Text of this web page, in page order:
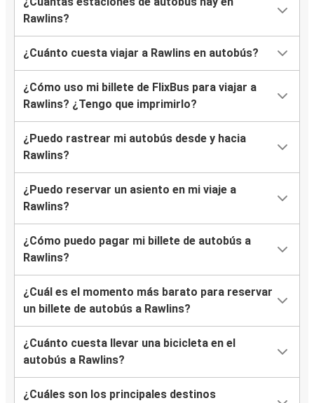
Rawlins?
¿Cuánto cuesta viajar a Rawlins en autobús?
¿Cómo uso mi billete de FlixBus para viajar a
Rawlins? ¿Tengo que imprimirlo?
¿Puedo rastrear mi autobús desde y hacia
Rawlins?
¿Puedo reservar un asiento en mi viaje a
Rawlins?
¿Cómo puedo pagar mi billete de autobús a
Rawlins?
¿Cuál es el momento más barato para reservar
un billete de autobús a Rawlins?
¿Cuánto cuesta llevar una bicicleta en el
autobús a Rawlins?
¿Cuáles son los principales destinos